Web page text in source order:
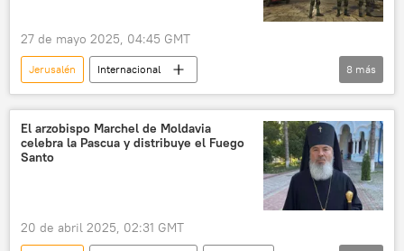
27 de mayo 2025, 04:45 GMT
Jerusalén
Internacional
📰 Conflicto palestino-israelí
La guerra de los Seis Días
Yair Lapid
Israel
Palestina
ONU
8 más
El arzobispo Marchel de Moldavia
celebra la Pascua y distribuye el Fuego
Santo
20 de abril 2025, 02:31 GMT